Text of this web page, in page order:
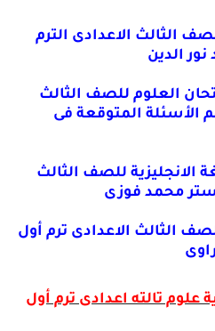
الثالث الاعدادى الترم
العلوم للصف الثالث
ترم أول 2019 أهم الأسئلة المتوقعة فى
الانجليزية للصف الثالث
الثالث الاعدادى ترم أول
تالته اعدادى ترم أول